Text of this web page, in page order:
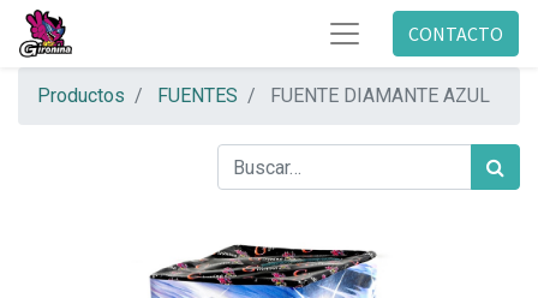
CONTACTO
Productos FUENTES FUENTE DIAMANTE AZUL